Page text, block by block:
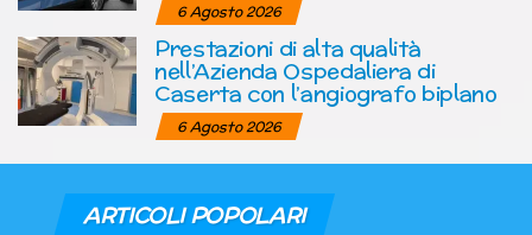
6 Agosto 2026
Prestazioni di alta qualità
nell’Azienda Ospedaliera di
Caserta con l’angiografo biplano
6 Agosto 2026
ARTICOLI POPOLARI